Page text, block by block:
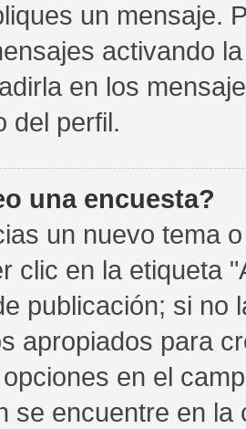
un mensaje.
activando
en los
del perfil.
una encuesta?
un nuevo tema
clic en la etiqueta
publicación; si no
apropiados para
en el
se encuentre en